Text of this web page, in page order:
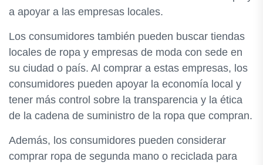
a apoyar a las empresas locales.
Los consumidores también pueden buscar tiendas
locales de ropa y empresas de moda con sede en
su ciudad o país. Al comprar a estas empresas, los
consumidores pueden apoyar la economía local y
tener más control sobre la transparencia y la ética
de la cadena de suministro de la ropa que compran.
Además, los consumidores pueden considerar
comprar ropa de segunda mano o reciclada para